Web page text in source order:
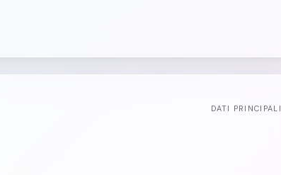
DATI PRINCIPALI